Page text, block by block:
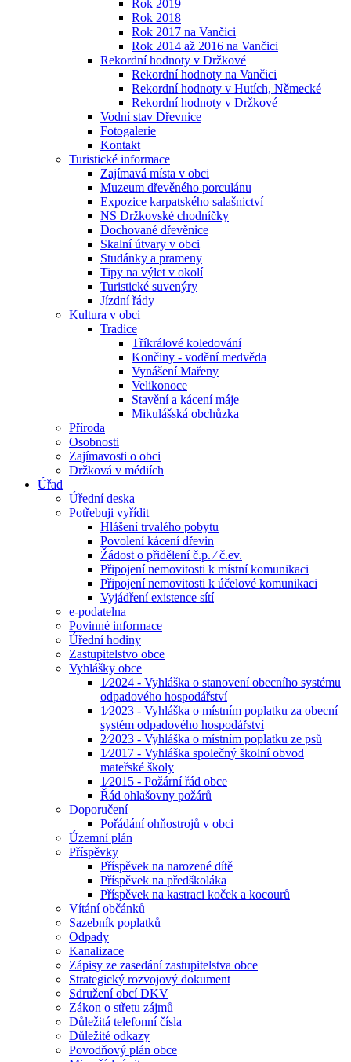
Rok 2019
Rok 2018
Rok 2017 na Vančici
Rok 2014 až 2016 na Vančici
Rekordní hodnoty v Držkové
Rekordní hodnoty na Vančici
Rekordní hodnoty v Hutích, Německé
Rekordní hodnoty v Držkové
Vodní stav Dřevnice
Fotogalerie
Kontakt
Turistické informace
Zajímavá místa v obci
Muzeum dřevěného porculánu
Expozice karpatského salašnictví
NS Držkovské chodníčky
Dochované dřevěnice
Skalní útvary v obci
Studánky a prameny
Tipy na výlet v okolí
Turistické suvenýry
Jízdní řády
Kultura v obci
Tradice
Tříkrálové koledování
Končiny - vodění medvěda
Vynášení Mařeny
Velikonoce
Stavění a kácení máje
Mikulášská obchůzka
Příroda
Osobnosti
Zajímavosti o obci
Držková v médiích
Úřad
Úřední deska
Potřebuji vyřídit
Hlášení trvalého pobytu
Povolení kácení dřevin
Žádost o přidělení č.p. ⁄ č.ev.
Připojení nemovitosti k místní komunikaci
Připojení nemovitosti k účelové komunikaci
Vyjádření existence sítí
e-podatelna
Povinné informace
Úřední hodiny
Zastupitelstvo obce
Vyhlášky obce
1⁄2024 - Vyhláška o stanovení obecního systému
odpadového hospodářství
1⁄2023 - Vyhláška o místním poplatku za obecní
systém odpadového hospodářství
2⁄2023 - Vyhláška o místním poplatku ze psů
1⁄2017 - Vyhláška společný školní obvod
mateřské školy
1⁄2015 - Požární řád obce
Řád ohlašovny požárů
Doporučení
Pořádání ohňostrojů v obci
Územní plán
Příspěvky
Příspěvek na narozené dítě
Příspěvek na předškoláka
Příspěvek na kastraci koček a kocourů
Vítání občánků
Sazebník poplatků
Odpady
Kanalizace
Zápisy ze zasedání zastupitelstva obce
Strategický rozvojový dokument
Sdružení obcí DKV
Zákon o střetu zájmů
Důležitá telefonní čísla
Důležité odkazy
Povodňový plán obce